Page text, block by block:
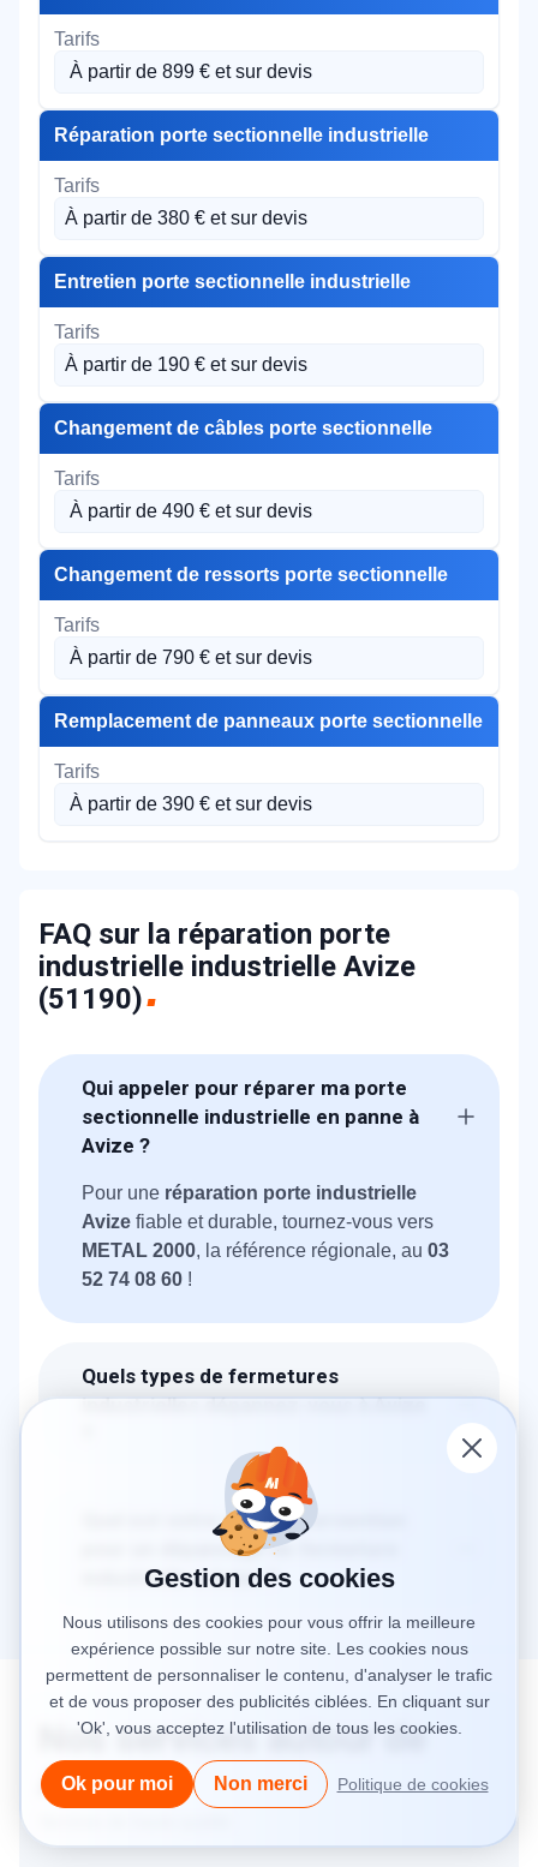
À partir de 899 € et sur devis
Réparation porte sectionnelle industrielle
À partir de 380 € et sur devis
Entretien porte sectionnelle industrielle
À partir de 190 € et sur devis
Changement de câbles porte sectionnelle
À partir de 490 € et sur devis
Changement de ressorts porte sectionnelle
À partir de 790 € et sur devis
Remplacement de panneaux porte sectionnelle
À partir de 390 € et sur devis
FAQ sur la réparation porte
industrielle industrielle Avize
(51190)
Qui appeler pour réparer ma porte
sectionnelle industrielle en panne à
Avize ?
Pour une réparation porte industrielle
Avize fiable et durable, tournez-vous vers
METAL 2000, la référence régionale, au 03
52 74 08 60 !
Quels types de fermetures
industrielles dépannez-vous à Avize
Qu’il s'agisse d'une porte rapide souple,
d’un rideau métallique industriel, d’une porte
de quai, d’une porte coupe-feu ou d’une
porte sectionnelle, nous vous livrons un
dépannage de portes industrielles express
Quel est votre délai d’intervention
pour un dépannage de fermeture
industrielle à Avize ?
(51190)et dans les communes voisines afin
de limiter l’impact des pannes sur votre
Nos services autour de
Avize
Gestion des cookies
Nous utilisons des cookies pour vous offrir la meilleure
expérience possible sur notre site. Les cookies nous
permettent de personnaliser le contenu, d'analyser le trafic
et de vous proposer des publicités ciblées. En cliquant sur
'Ok', vous acceptez l'utilisation de tous les cookies.
Ok pour moi Non merci Politique de cookies